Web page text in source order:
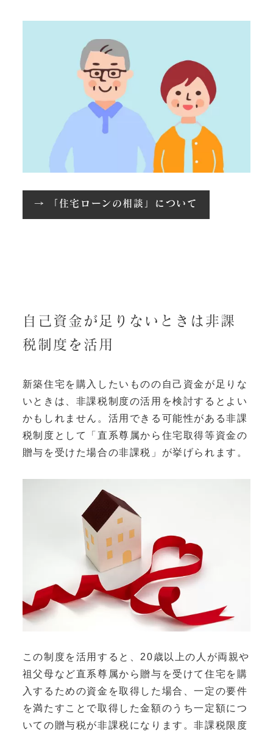
→ 「住宅ローンの相談」について
自己資金が足りないときは非課
税制度を活用
新築住宅を購入したいものの自己資金が足りな
いときは、非課税制度の活用を検討するとよい
かもしれません。活用できる可能性がある非課
税制度として「直系尊属から住宅取得等資金の
贈与を受けた場合の非課税」が挙げられます。
この制度を活用すると、20歳以上の人が両親や
祖父母など直系尊属から贈与を受けて住宅を購
入するための資金を取得した場合、一定の要件
を満たすことで取得した金額のうち一定額につ
いての贈与税が非課税になります。非課税限度